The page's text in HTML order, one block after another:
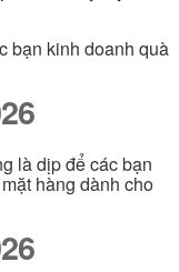
bạn kinh doanh quà
là dịp để các bạn
hàng dành cho